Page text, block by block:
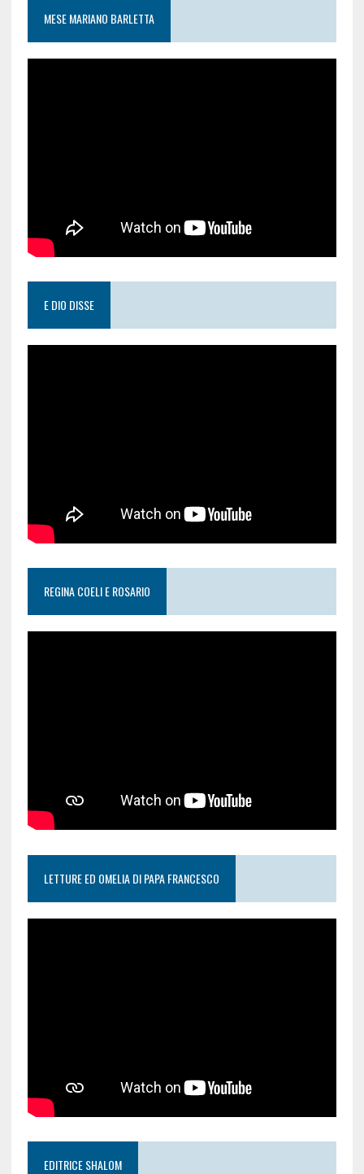
MESE MARIANO BARLETTA
E DIO DISSE
REGINA COELI E ROSARIO
LETTURE ED OMELIA DI PAPA FRANCESCO
EDITRICE SHALOM